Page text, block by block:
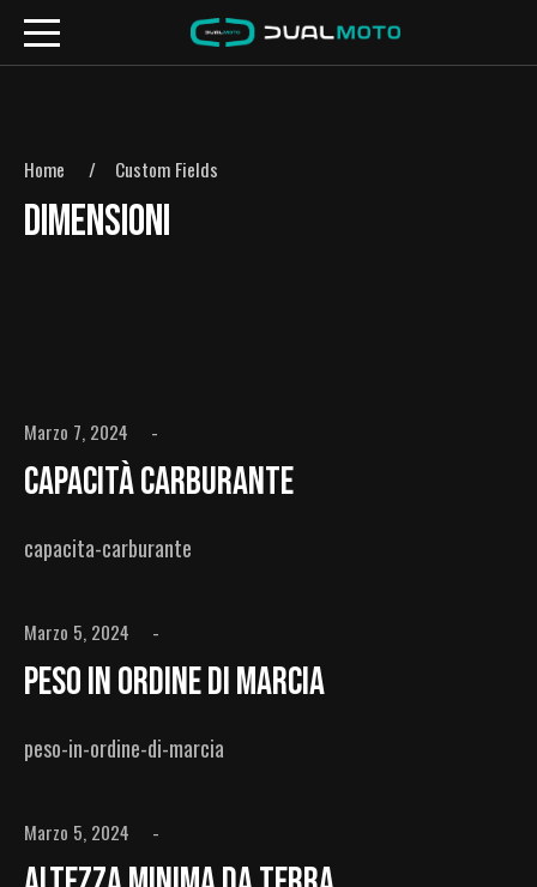
Home Custom Fields
DIMENSIONI
Marzo 7, 2024
Capacità Carburante
capacita-carburante
Marzo 5, 2024
Peso In Ordine Di Marcia
peso-in-ordine-di-marcia
Marzo 5, 2024